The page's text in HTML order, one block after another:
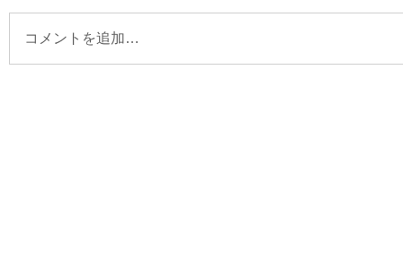
コメントを追加…